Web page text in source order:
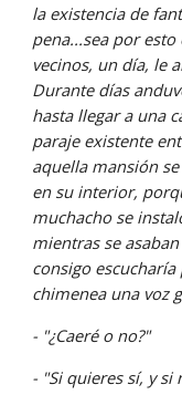
la existencia de
pena...sea por
vecinos, un día, le
Durante días
hasta llegar a una
paraje existente
aquella mansión
en su interior,
muchacho se
mientras se
consigo
chimenea una voz
- "¿Caeré o no?"
- "Si quieres sí, y